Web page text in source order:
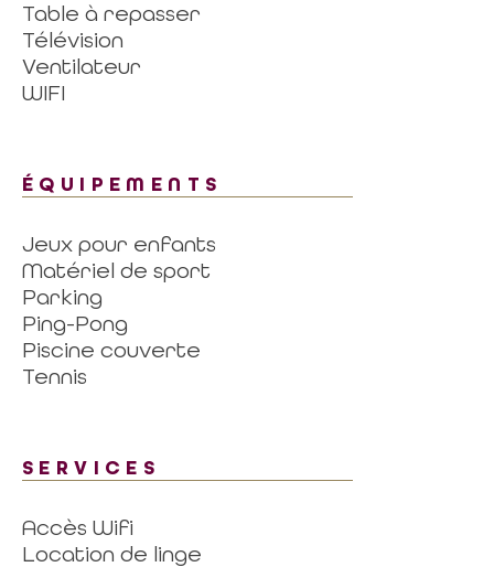
Table à repasser
Télévision
Ventilateur
WIFI
ÉQUIPEMENTS
Jeux pour enfants
Matériel de sport
Parking
Ping-Pong
Piscine couverte
Tennis
SERVICES
Accès Wifi
Location de linge